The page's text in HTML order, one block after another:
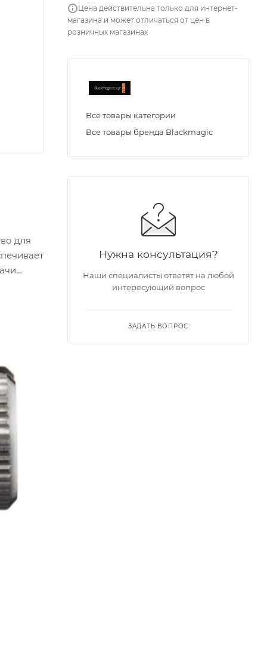
для
Цена действительна только для интернет-
магазина и может отличаться от цен в
розничных магазинах
Все товары категории
Все товары бренда Blackmagic
Нужна консультация?
Наши специалисты ответят на любой
интересующий вопрос
ЗАДАТЬ ВОПРОС